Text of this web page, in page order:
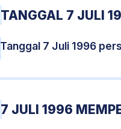
TANGGAL 7 JULI
Tanggal 7 Juli 1996
7 JULI 1996